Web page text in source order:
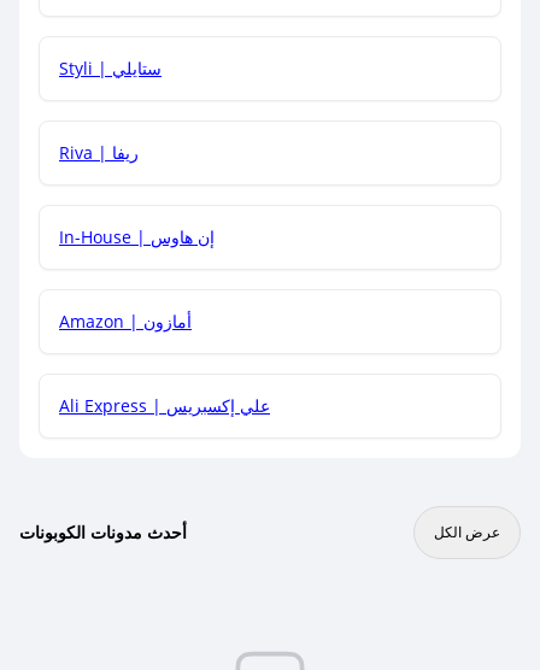
هل يمكنني جمع كود خصم مع العروض الأخرى؟
Styli | ستايلي
Riva | ريفا
In-House | إن هاوس
Amazon | أمازون
Ali Express | علي إكسبريس
أحدث مدونات الكوبونات عرض الكل